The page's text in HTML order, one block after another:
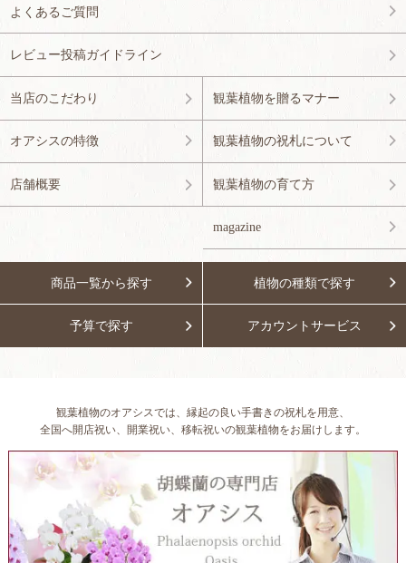
よくあるご質問
レビュー投稿ガイドライン
当店のこだわり
オアシスの特徴
店舗概要
観葉植物を贈るマナー
観葉植物の祝札について
観葉植物の育て方
magazine
商品一覧から探す 植物の種類で探す
予算で探す アカウントサービス
観葉植物のオアシスでは、縁起の良い手書きの祝札を用意、
全国へ開店祝い、開業祝い、移転祝いの観葉植物をお届けします。